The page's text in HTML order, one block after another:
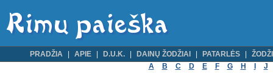
PRADŽIA APIE D.U.K. DAINŲ ŽODŽIAI PATARLĖS
A
B C D E F G H J